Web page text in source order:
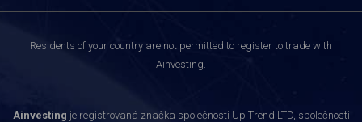
Residents of your country are not permitted to register to trade with
Ainvesting.
Ainvesting je registrovaná značka společnosti Up Trend LTD, společnosti